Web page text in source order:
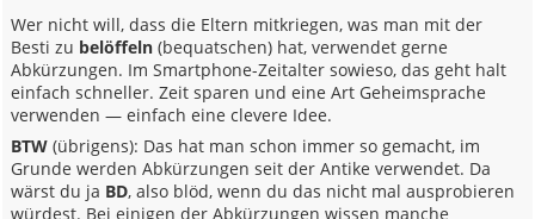
Wer nicht will, dass die Eltern mitkriegen, was man mit der
Besti zu belöffeln (bequatschen) hat, verwendet gerne
Abkürzungen. Im Smartphone-Zeitalter sowieso, das geht halt
einfach schneller. Zeit sparen und eine Art Geheimsprache
verwenden — einfach eine clevere Idee.
BTW (übrigens): Das hat man schon immer so gemacht, im
Grunde werden Abkürzungen seit der Antike verwendet. Da
wärst du ja BD, also blöd, wenn du das nicht mal ausprobieren
würdest. Bei einigen der Abkürzungen wissen manche